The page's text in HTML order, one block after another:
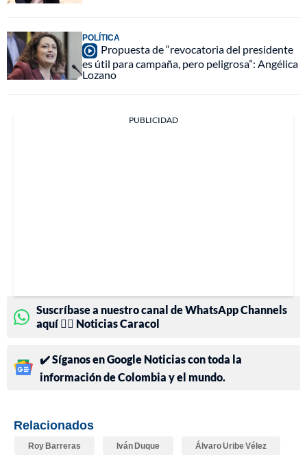
POLÍTICA
Propuesta de “revocatoria del presidente
es útil para campaña, pero peligrosa”: Angélica
Lozano
PUBLICIDAD
Suscríbase a nuestro canal de WhatsApp Channels
aquí 👉🏻 Noticias Caracol
✔️ Síganos en Google Noticias con toda la
información de Colombia y el mundo.
Relacionados
Roy Barreras Iván Duque Álvaro Uribe Vélez